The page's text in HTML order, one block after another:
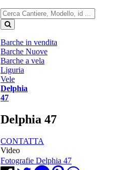
Barche in vendita
Barche Nuove
Barche a vela
Liguria
Vele
Delphia
47
Delphia 47
CONTATTA
Video
Fotografie Delphia 47